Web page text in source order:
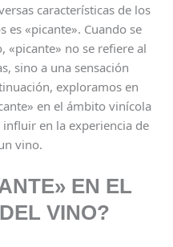
características de los
es «picante». Cuando se
«picante» no se refiere al
sino a una sensación
exploramos en
en el ámbito vinícola
en la experiencia de
vino.
EN EL
VINO?